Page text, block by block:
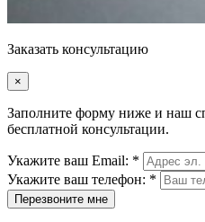
Заказать консультацию
×
Заполните форму ниже и наш
бесплатной консультации.
Укажите ваш Email: *
Укажите ваш телефон: *
Перезвоните мне